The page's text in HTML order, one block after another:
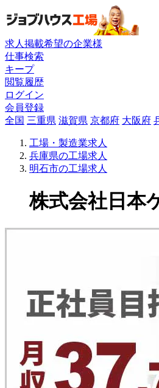
求人掲載希望の企業様
仕事検索
キープ
閲覧履歴
ログイン
会員登録
全国 三重県 滋賀県 京都府 大阪府
工場・製造業求人
兵庫県の工場求人
明石市の工場求人
株式会社日本